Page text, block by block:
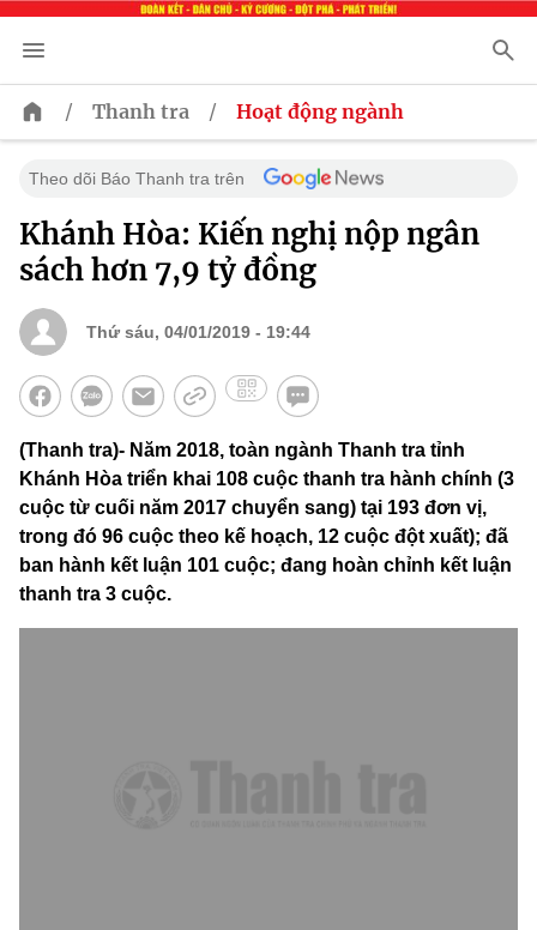
/ Thanh tra / Hoạt động ngành
Theo dõi Báo Thanh tra trên
Khánh Hòa: Kiến nghị nộp ngân
sách hơn 7,9 tỷ đồng
Thứ sáu, 04/01/2019 - 19:44
(Thanh tra)- Năm 2018, toàn ngành Thanh tra tỉnh
Khánh Hòa triển khai 108 cuộc thanh tra hành chính (3
cuộc từ cuối năm 2017 chuyển sang) tại 193 đơn vị,
trong đó 96 cuộc theo kế hoạch, 12 cuộc đột xuất); đã
ban hành kết luận 101 cuộc; đang hoàn chỉnh kết luận
thanh tra 3 cuộc.